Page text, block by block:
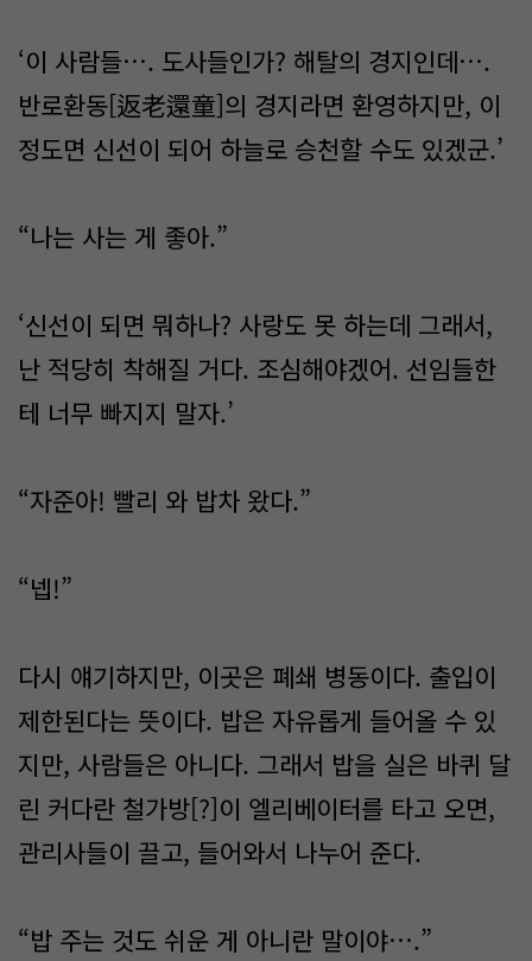
‘이 사람들…. 도사들인가? 해탈의 경지인데….
반로환동[返老還童]의 경지라면 환영하지만, 이
정도면 신선이 되어 하늘로 승천할 수도 있겠군.’
“나는 사는 게 좋아.”
‘신선이 되면 뭐하나? 사랑도 못 하는데 그래서,
난 적당히 착해질 거다. 조심해야겠어. 선임들한
테 너무 빠지지 말자.’
“자준아! 빨리 와 밥차 왔다.”
“넵!”
다시 얘기하지만, 이곳은 폐쇄 병동이다. 출입이
제한된다는 뜻이다. 밥은 자유롭게 들어올 수 있
지만, 사람들은 아니다. 그래서 밥을 실은 바퀴 달
린 커다란 철가방[?]이 엘리베이터를 타고 오면,
관리사들이 끌고, 들어와서 나누어 준다.
“밥 주는 것도 쉬운 게 아니란 말이야….”